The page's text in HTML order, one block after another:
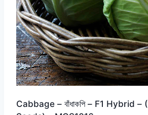
Cabbage – বাঁধাকপি – F1 Hybrid